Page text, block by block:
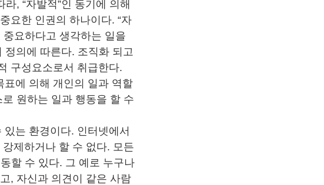
, “자발적”인 동기에 의해
요한 인권의 하나이다. “자
요하다고 생각하는 일을
정의에 따른다. 조직화 되고
구성요소로서 취급한다.
에 의해 개인의 일과 역할
원하는 일과 행동을 할 수
는 환경이다. 인터넷에서
제하거나 할 수 없다. 모든
할 수 있다. 그 예로 누구나
, 자신과 의견이 같은 사람